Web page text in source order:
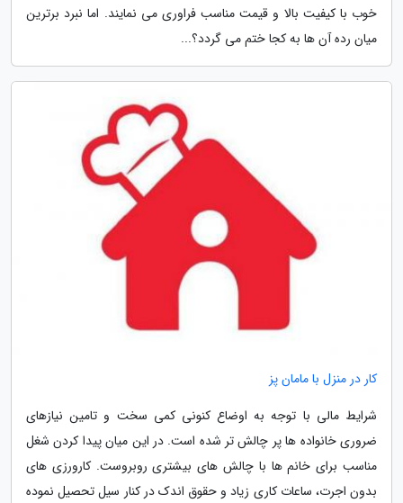
خوب با کیفیت بالا و قیمت مناسب فراوری می نمایند. اما نبرد برترین
میان رده آن ها به کجا ختم می گردد؟...
کار در منزل با مامان پز
شرایط مالی با توجه به اوضاع کنونی کمی سخت و تامین نیازهای
ضروری خانواده ها پر چالش تر شده است. در این میان پیدا کردن شغل
مناسب برای خانم ها با چالش های بیشتری روبروست. کارورزی های
بدون اجرت، ساعات کاری زیاد و حقوق اندک در کنار سیل تحصیل نموده